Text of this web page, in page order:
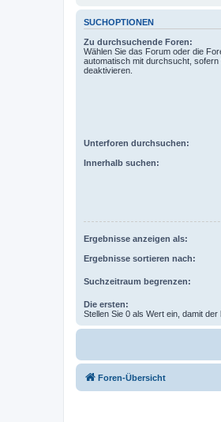
SUCHOPTIONEN
Zu durchsuchende Foren:
Wählen Sie das Forum oder die
automatisch mit durchsucht, sofern
deaktivieren.
Unterforen durchsuchen:
Innerhalb suchen:
Ergebnisse anzeigen als:
Ergebnisse sortieren nach:
Suchzeitraum begrenzen:
Die ersten:
Stellen Sie 0 als Wert ein, damit
Foren-Übersicht